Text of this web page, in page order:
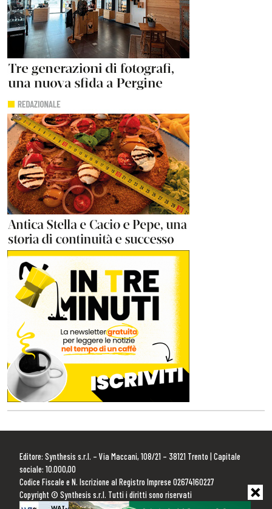
Editore: Synthesis s.r.l. – Via Maccani, 108/21 – 38121 Trento | Capitale
sociale: 10.000,00
Codice Fiscale e N. Iscrizione al Registro Imprese 02674160227
Copyright © Synthesis s.r.l. Tutti i diritti sono riservati